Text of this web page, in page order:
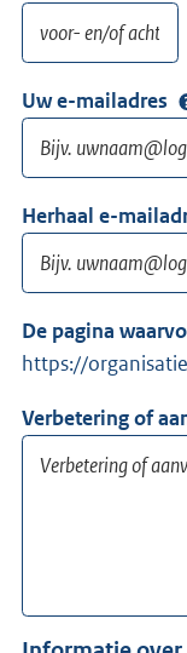
Uw e-mailadres
Herhaal e-
De pagina
https://
Verbetering of